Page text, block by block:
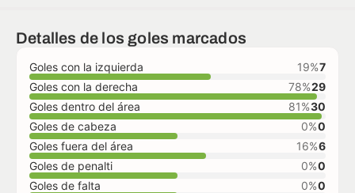
Detalles de los goles marcados
Goles con la izquierda 19%7
Goles con la derecha
78%29
Goles dentro del área
81%30
Goles de cabeza
0%0
Goles fuera del área
16%6
Goles de penalti
0%0
Goles de falta
0%0